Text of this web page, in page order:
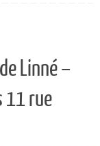
Linné –
11 rue